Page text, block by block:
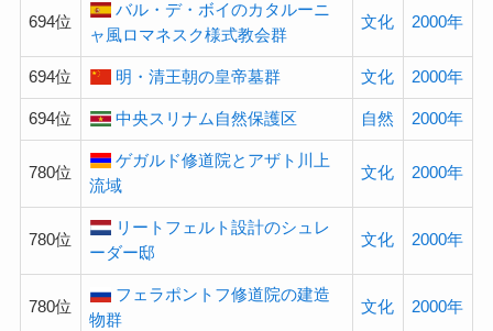
694位
バル・デ・ボイのカタルーニ
ャ風ロマネスク様式教会群
文化 2000年
694位 明・清王朝の皇帝墓群 文化 2000年
694位 中央スリナム自然保護区 自然 2000年
780位
ゲガルド修道院とアザト川上
流域
文化 2000年
780位
リートフェルト設計のシュレ
ーダー邸
文化 2000年
780位
フェラポントフ修道院の建造
物群
文化 2000年